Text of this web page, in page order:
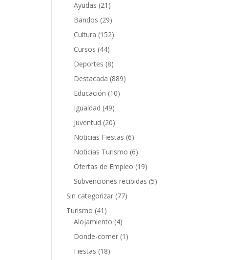
Ayudas (21)
Bandos (29)
Cultura (152)
Cursos (44)
Deportes (8)
Destacada (889)
Educación (10)
Igualdad (49)
Juventud (20)
Noticias Fiestas (6)
Noticias Turismo (6)
Ofertas de Empleo (19)
Subvenciones recibidas (5)
Sin categorizar (77)
Turismo (41)
Alojamiento (4)
Donde-comer (1)
Fiestas (18)